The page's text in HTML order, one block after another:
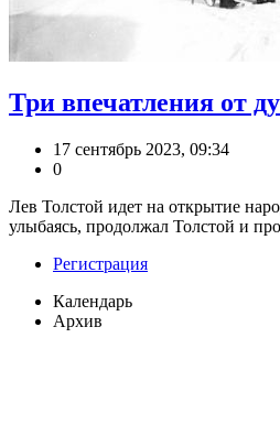
Три впечатления от
17 сентябрь 2023, 09:34
0
Лев Толстой идет на открытие
улыбаясь, продолжал Толстой и
Регистрация
Календарь
Архив